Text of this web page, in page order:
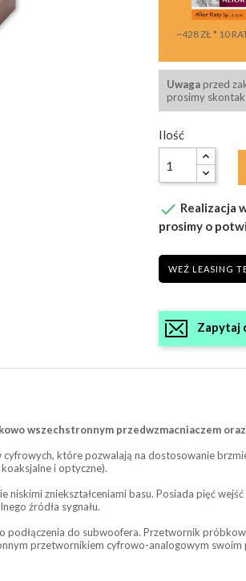
~428 ZŁ * 10
Uwagaprzed
prosimy
Ilość
 Realizacja
prosimy o
WEŹ LEASING
Zapytaj
wszechstronnym przedwzmacniaczem
które pozwalają na dostosowanie
i optyczne).
zniekształceniami basu. Posiada pięć
źródła sygnału.
podłączenia do subwoofera. Przetwornik
przetwornikiem cyfrowo-analogowym swoim